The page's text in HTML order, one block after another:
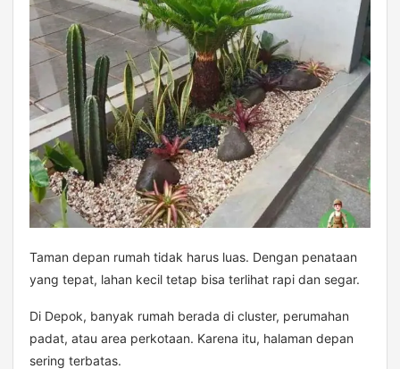
Taman depan rumah tidak harus luas. Dengan penataan
yang tepat, lahan kecil tetap bisa terlihat rapi dan segar.
Di Depok, banyak rumah berada di cluster, perumahan
padat, atau area perkotaan. Karena itu, halaman depan
sering terbatas.